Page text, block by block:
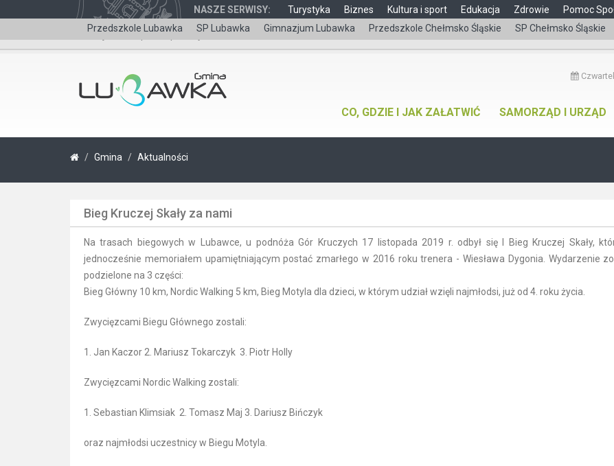
NASZE SERWISY: Turystyka Biznes Kultura i sport
Edukacja
Przedszkole Lubawka
SP Lubawka Gimnazjum Lubawka Przedszkole Chełmsko Śląskie SP Chełmsko Śląskie
Zdrowie Pomoc
Wersja dla niepełnosprawnych
CO, GDZIE I JAK ZAŁATWIĆ SAMORZĄD I URZĄD
Gmina Aktualności
Bieg Kruczej Skały za nami
Na trasach biegowych w Lubawce, u podnóża Gór Kruczych 17 listopada 2019 r. odbył się I Bieg Kruczej Skały,
jednocześnie memoriałem upamiętniającym postać zmarłego w 2016 roku trenera - Wiesława Dygonia. Wydarzenie
podzielone na 3 części:
Bieg Główny 10 km, Nordic Walking 5 km, Bieg Motyla dla dzieci, w którym udział wzięli najmłodsi, już od 4. roku życia.
Zwycięzcami Biegu Głównego zostali:
1. Jan Kaczor 2. Mariusz Tokarczyk 3. Piotr Holly
Zwycięzcami Nordic Walking zostali:
1. Sebastian Klimsiak 2. Tomasz Maj 3. Dariusz Bińczyk
oraz najmłodsi uczestnicy w Biegu Motyla.